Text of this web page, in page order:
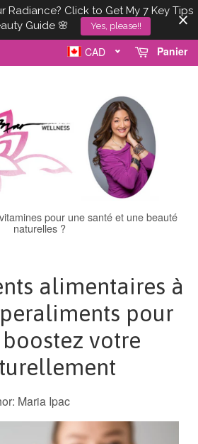
Radiance? Click to Get My 7 Key Tips
Guide 🌸
Yes, please!!
Panier
CAD
pour une santé et une beauté
naturelles ?
alimentaires à
pour
votre
Maria Ipac